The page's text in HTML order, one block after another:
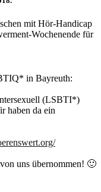
mit Hör-Handicap
Wochenende für
in Bayreuth:
(LSBTI*)
haben da ein
uns übernommen! 🙂